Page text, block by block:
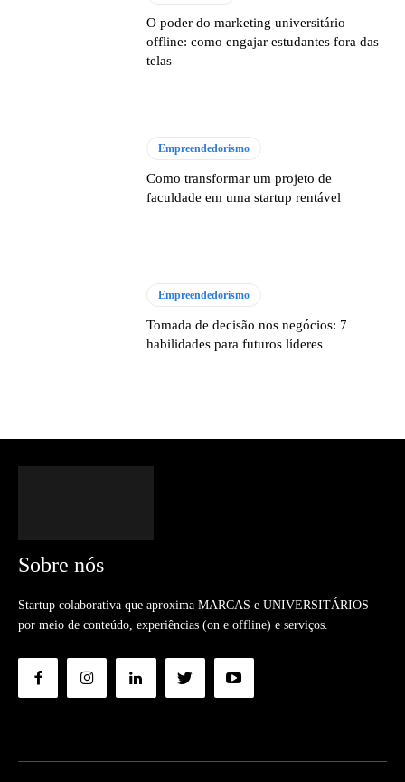
O poder do marketing universitário
offline: como engajar estudantes fora das
telas
Empreendedorismo
Como transformar um projeto de
faculdade em uma startup rentável
Empreendedorismo
Tomada de decisão nos negócios: 7
habilidades para futuros líderes
Sobre nós
Startup colaborativa que aproxima MARCAS e UNIVERSITÁRIOS
por meio de conteúdo, experiências (on e offline) e serviços.